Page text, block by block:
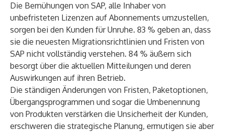
Die Bemühungen von SAP, alle Inhaber von
unbefristeten Lizenzen auf Abonnements umzustellen,
sorgen bei den Kunden für Unruhe. 83 % geben an, dass
sie die neuesten Migrationsrichtlinien und Fristen von
SAP nicht vollständig verstehen. 84 % äußern sich
besorgt über die aktuellen Mitteilungen und deren
Auswirkungen auf ihren Betrieb.
Die ständigen Änderungen von Fristen, Paketoptionen,
Übergangsprogrammen und sogar die Umbenennung
von Produkten verstärken die Unsicherheit der Kunden,
erschweren die strategische Planung, ermutigen sie aber